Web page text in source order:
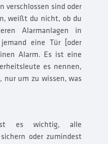
verschlossen sind oder
weißt du nicht, ob du
Alarmanlagen in
eine Tür [oder
Alarm. Es ist eine
es nennen,
nur um zu wissen, was
es wichtig, alle
oder zumindest